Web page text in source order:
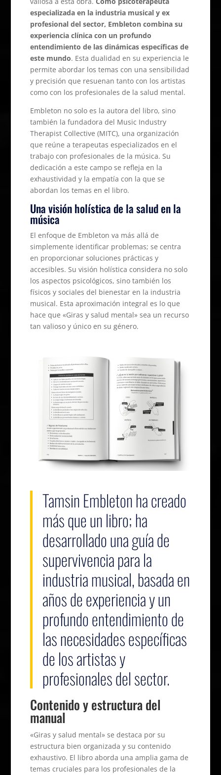
especializada en la industria musical y ex
profesional del sector, Embleton combina su
experiencia clínica con un profundo
entendimiento de las dinámicas específicas de
este mundo. Esta dualidad en su experiencia le
permite abordar los temas con una sensibilidad
y precisión que resuenan tanto con los artistas
como con los profesionales de la salud mental.
Embleton no solo es la autora del libro, sino
también la fundadora del Music Industry
Therapist Collective (MITC), una organización
que reúne a terapeutas especializados en el
trabajo con profesionales de la música. Su
dedicación a este campo se refleja en la
exhaustividad y la empatía con la que se
abordan los temas en el libro.
Una visión holística de la salud en la
música
El enfoque de Embleton va más allá de
simplemente identificar problemas; se centra
en proporcionar soluciones prácticas y
accesibles. Su visión holística considera no solo
los aspectos psicológicos, sino también los
físicos y sociales del bienestar en la industria
musical. Esta aproximación integral es lo que
hace que «Giras y salud mental» sea un recurso
tan valioso y único en su género.
Tamsin Embleton ha creado
más que un libro; ha
desarrollado una guía de
supervivencia para la
industria musical, basada en
años de experiencia y un
profundo entendimiento de
las necesidades específicas
de los artistas y
profesionales del sector.
Contenido y estructura del
manual
«Giras y salud mental» se destaca por su
estructura bien organizada y su contenido
exhaustivo. El libro aborda una amplia gama de
temas cruciales para los profesionales de la